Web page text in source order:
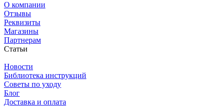
О компании
Отзывы
Реквизиты
Магазины
Партнерам
Статьи
Новости
Библиотека инструкций
Советы по уходу
Блог
Доставка и оплата